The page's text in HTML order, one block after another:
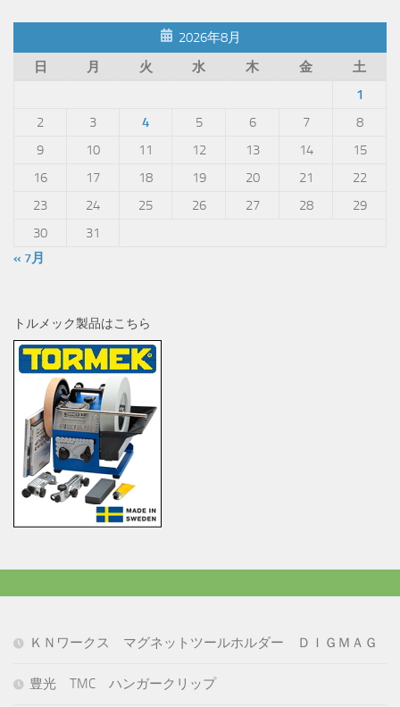
2026年8月
日
月 火 水 木 金
土
1
2
3 4 5 6 7
8
9
10 11 12 13 14
15
16
17 18 19 20 21
22
23
24 25 26 27 28
29
30
31
« 7月
トルメック製品はこちら
ＫＮワークス マグネットツールホルダー ＤＩＧＭＡＧ
豊光 TMC ハンガークリップ